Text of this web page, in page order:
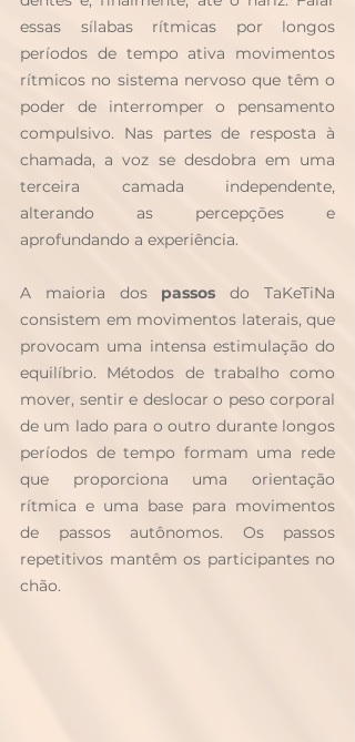
essas sílabas rítmicas por longos
períodos de tempo ativa movimentos
rítmicos no sistema nervoso que têm o
poder de interromper o pensamento
compulsivo. Nas partes de resposta à
chamada, a voz se desdobra em uma
terceira camada independente,
alterando as percepções e
aprofundando a experiência.
A maioria dos passos do TaKeTiNa
consistem em movimentos laterais, que
provocam uma intensa estimulação do
equilíbrio. Métodos de trabalho como
mover, sentir e deslocar o peso corporal
de um lado para o outro durante longos
períodos de tempo formam uma rede
que proporciona uma orientação
rítmica e uma base para movimentos
de passos autônomos. Os passos
repetitivos mantêm os participantes no
chão.